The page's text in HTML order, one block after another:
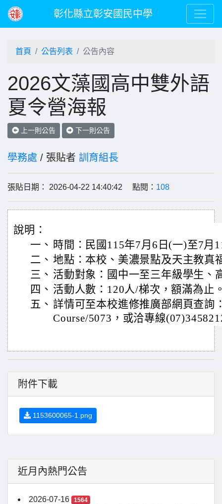
彰化縣立彰安國民中學
首頁 公告列表 公告內容
2026文藻國高中雙外語
夏令營海報
上一則公告 下一則公告
學務處 / 張貼者 訓育組長
張貼日期： 2026-04-22 14:40:42 點閱： 108
說明：
一、 時間：民國115年7月6日(一)至7月
二、 地點：本校、美濃景點及天主教真
三、 活動對象：國中一至三年級學生、
四、 活動人數：120人/梯次，額滿為止
五、 詳情可至本校進修推廣部網頁查詢
Course/5073，或洽專線
附件下載
1153600065-1.png
近月內熱門公告
2026-07-16 1564